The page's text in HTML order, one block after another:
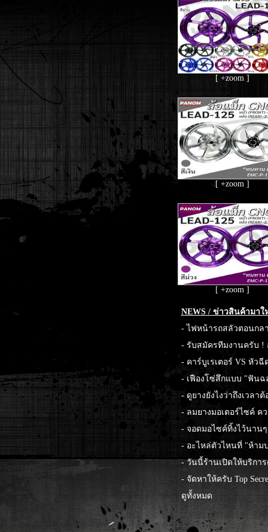
[ +zoom ]
[ +zoom ]
[ +zoom ]
NEWS / ข่าวสินค้ามาใ
- ไฟหน้ารถสลัวตอนกล
- รับสมัครทีมงานครับ !
- คาร์บูเรเตอร์ VS หัว
- เฟืองโซ่สึกแบบ "ฟันฉ
- ดูยางยังไงว่าถึงเวลา
- ลมยางมอเตอร์ไซค์ คว
- จอดมอไซค์ทิ้งไว้นานๆ
- อะไหล่ตัวไหนที่ "ห้าม
- วันนี้ร้านเปิดให้บริกา
- จัดหาให้ครับ Top
ดูทั้งหมด